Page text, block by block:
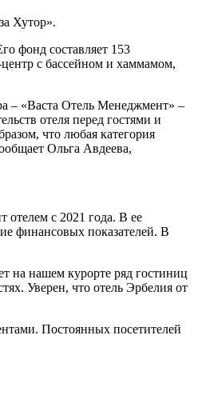
Хутор».
фонд составляет 153
с бассейном и хаммамом,
– «Васта Отель Менеджмент» –
отеля перед гостями и
что любая категория
Ольга Авдеева,
отелем с 2021 года. В ее
финансовых показателей. В
на нашем курорте ряд гостиниц
Уверен, что отель Эрбелия от
Постоянных посетителей